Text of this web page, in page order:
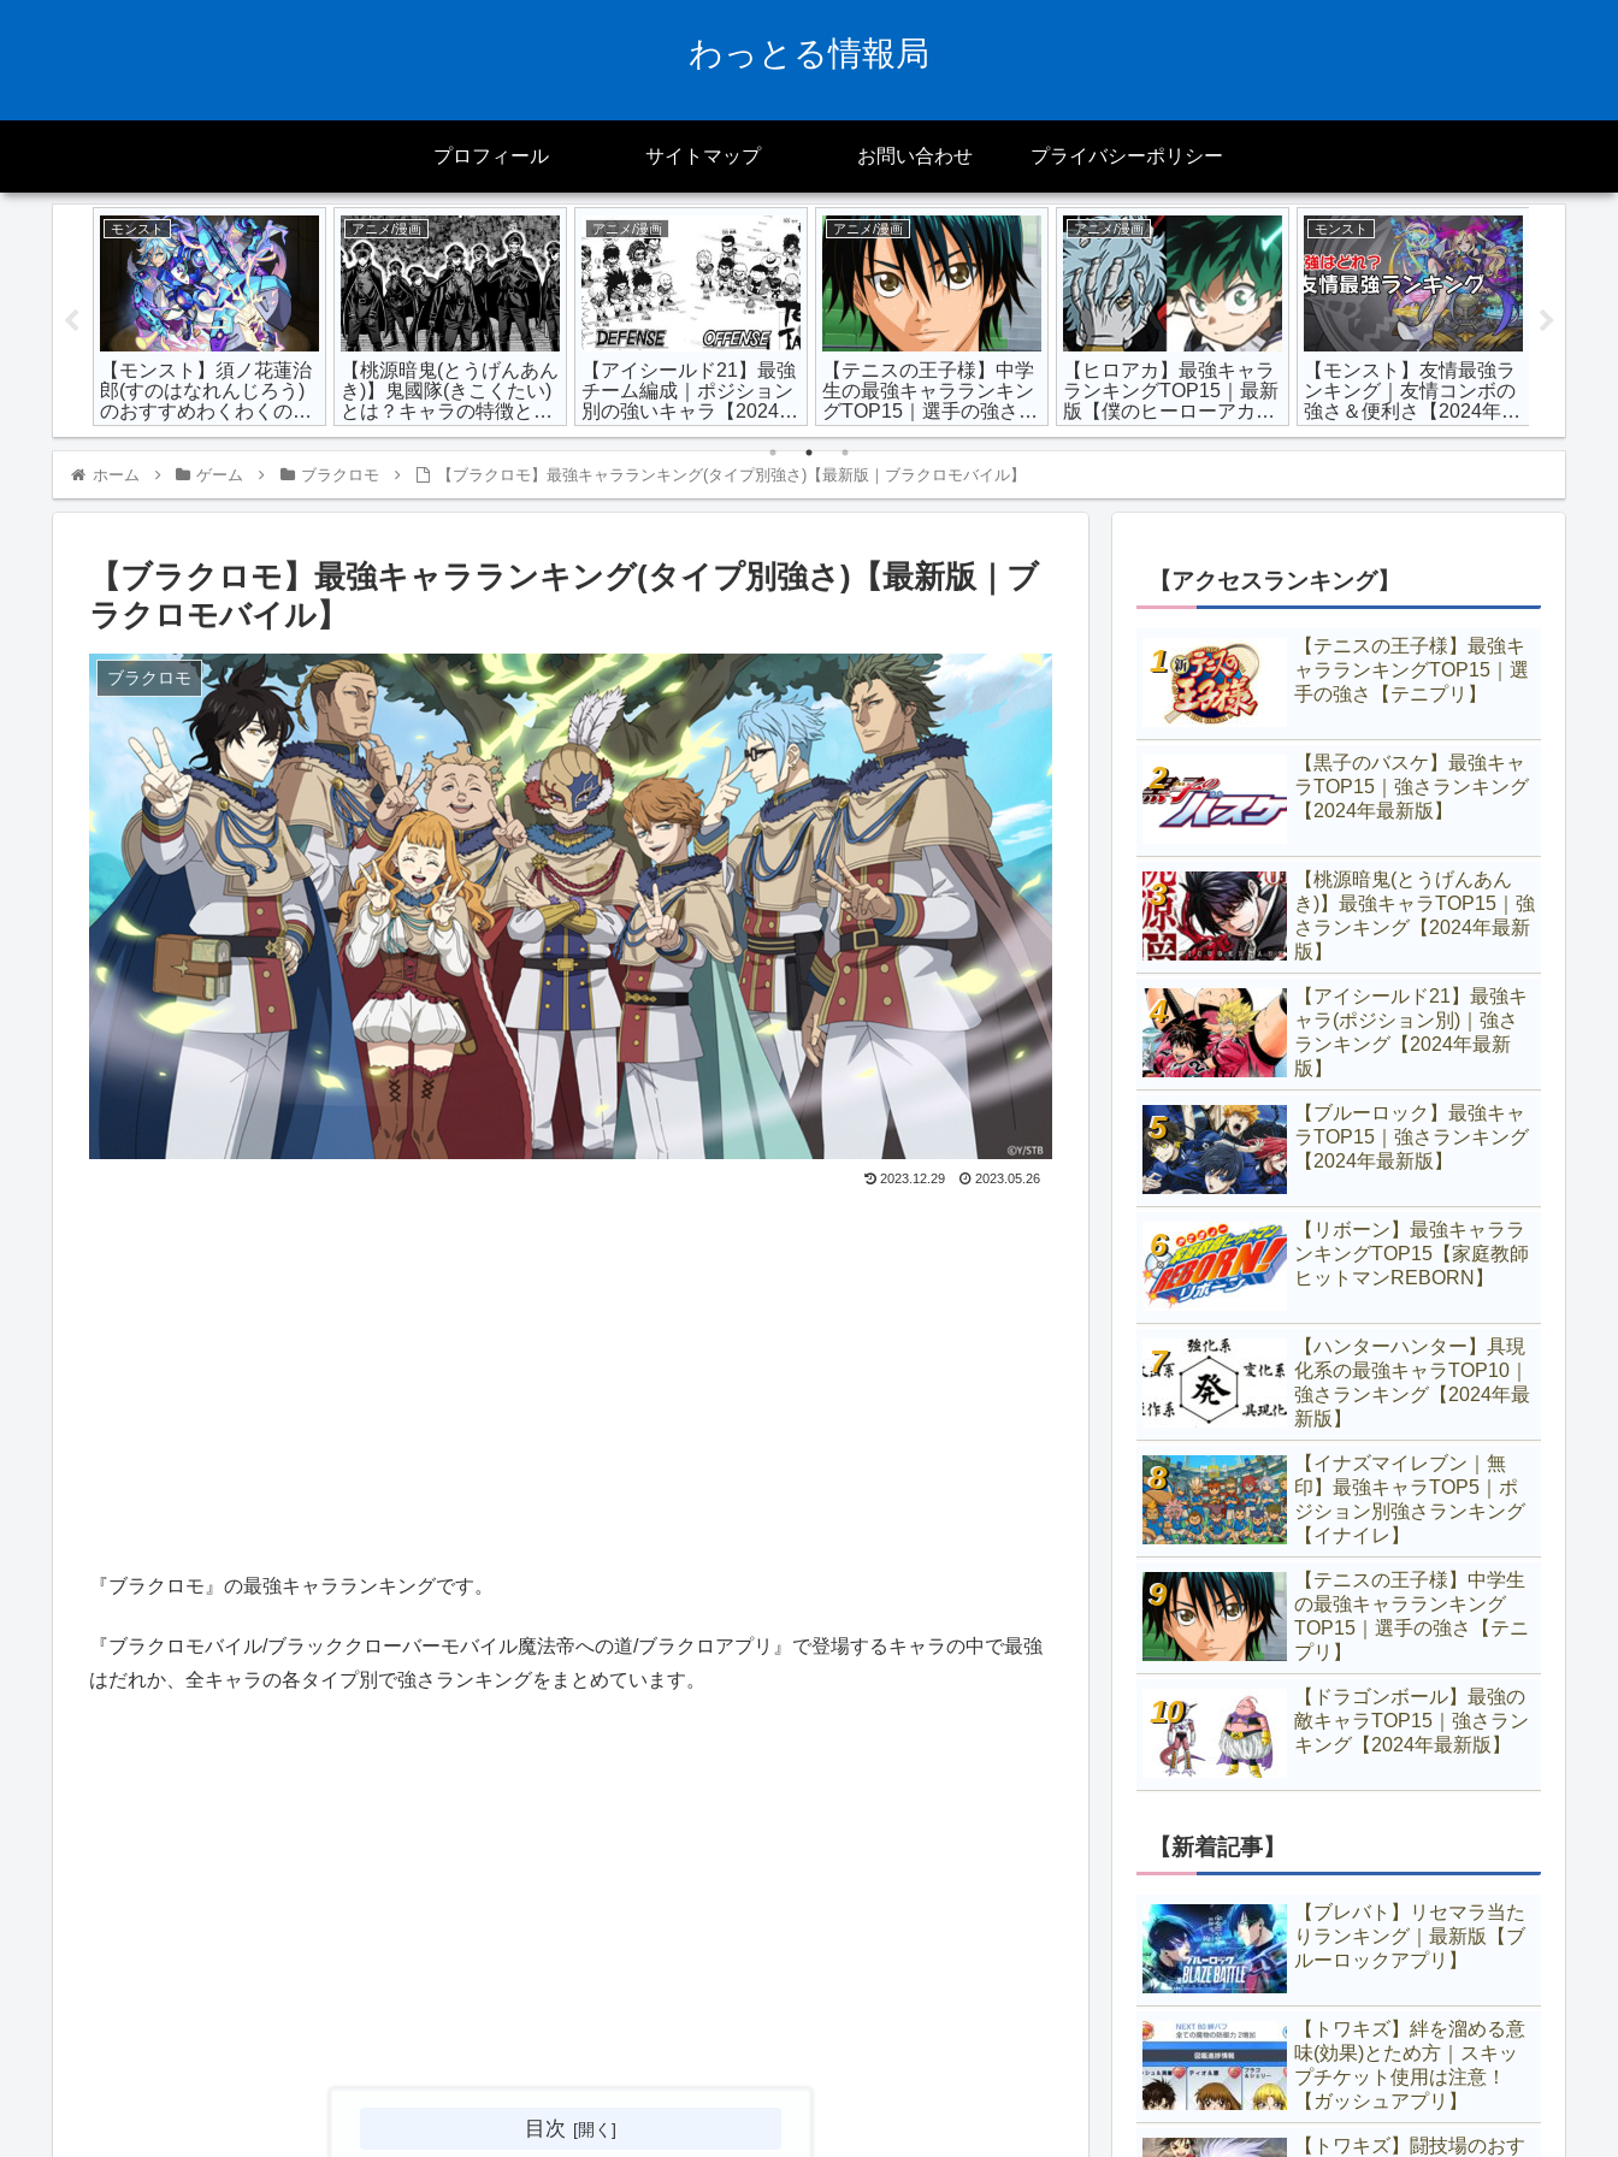
わっとる情報局
プロフィール サイトマップ お問い合わせ プライバシーポリシー
モンスト
【モンスト】須ノ花蓮治
郎(すのはなれんじろう)
のおすすめわくわくの実
と最新評価点数｜強い？
弱い？
アニメ/漫画
【桃源暗鬼(とうげんあん
き)】鬼國隊(きこくたい)
とは？キャラの特徴と能
力まとめ
アニメ/漫画
【アイシールド21】最強
チーム編成｜ポジション
別の強いキャラ【2024年
最新版】
アニメ/漫画
【テニスの王子様】中学
生の最強キャラランキン
グTOP15｜選手の強さ
【テニプリ】
アニメ/漫画
【ヒロアカ】最強キャラ
ランキングTOP15｜最新
版【僕のヒーローアカデ
ミア】
モンスト
【モンスト】友情最強ラ
ンキング｜友情コンボの
強さ＆便利さ【2024年最
新版】
ホーム ゲーム ブラクロモ 【ブラクロモ】最強キャラランキング(タイプ別強さ)【最新版｜ブラクロモバイル】
【ブラクロモ】最強キャラランキング(タイプ別強さ)【最新版｜ブ
ラクロモバイル】
ブラクロモ
2023.12.29 2023.05.26
『ブラクロモ』の最強キャラランキングです。
『ブラクロモバイル/ブラッククローバーモバイル魔法帝への道/ブラクロアプリ』で登場するキャラの中で最強
はだれか、全キャラの各タイプ別で強さランキングをまとめています。
目次
【アクセスランキング】
【テニスの王子様】最強キ
ャラランキングTOP15｜選
手の強さ【テニプリ】
【黒子のバスケ】最強キャ
ラTOP15｜強さランキング
【2024年最新版】
【桃源暗鬼(とうげんあん
き)】最強キャラTOP15｜強
さランキング【2024年最新
版】
【アイシールド21】最強キ
ャラ(ポジション別)｜強さ
ランキング【2024年最新
版】
【ブルーロック】最強キャ
ラTOP15｜強さランキング
【2024年最新版】
【リボーン】最強キャララ
ンキングTOP15【家庭教師
ヒットマンREBORN】
【ハンターハンター】具現
化系の最強キャラTOP10｜
強さランキング【2024年最
新版】
【イナズマイレブン｜無
印】最強キャラTOP5｜ポ
ジション別強さランキング
【イナイレ】
【テニスの王子様】中学生
の最強キャラランキング
TOP15｜選手の強さ【テニ
プリ】
【ドラゴンボール】最強の
敵キャラTOP15｜強さラン
キング【2024年最新版】
【新着記事】
【ブレバト】リセマラ当た
りランキング｜最新版【ブ
ルーロックアプリ】
【トワキズ】絆を溜める意
味(効果)とため方｜スキッ
プチケット使用は注意！
【ガッシュアプリ】
【トワキズ】闘技場のおす